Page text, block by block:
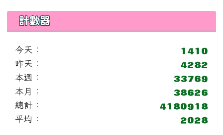
計數器
今天：
昨天：
本週：
本月：
總計：
平均：